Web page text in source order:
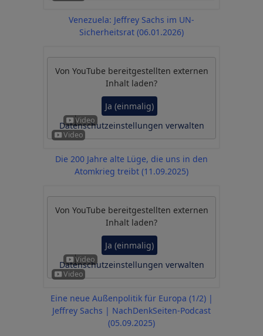
Venezuela: Jeffrey Sachs im UN-
Sicherheitsrat (06.01.2026)
Von YouTube bereitgestellten externen
Inhalt laden?
Ja (einmalig)
Datenschutzeinstellungen verwalten
Die 200 Jahre alte Lüge, die uns in den
Atomkrieg treibt (11.09.2025)
Von YouTube bereitgestellten externen
Inhalt laden?
Ja (einmalig)
Datenschutzeinstellungen verwalten
Eine neue Außenpolitik für Europa (1/2) |
Jeffrey Sachs | NachDenkSeiten-Podcast
(05.09.2025)